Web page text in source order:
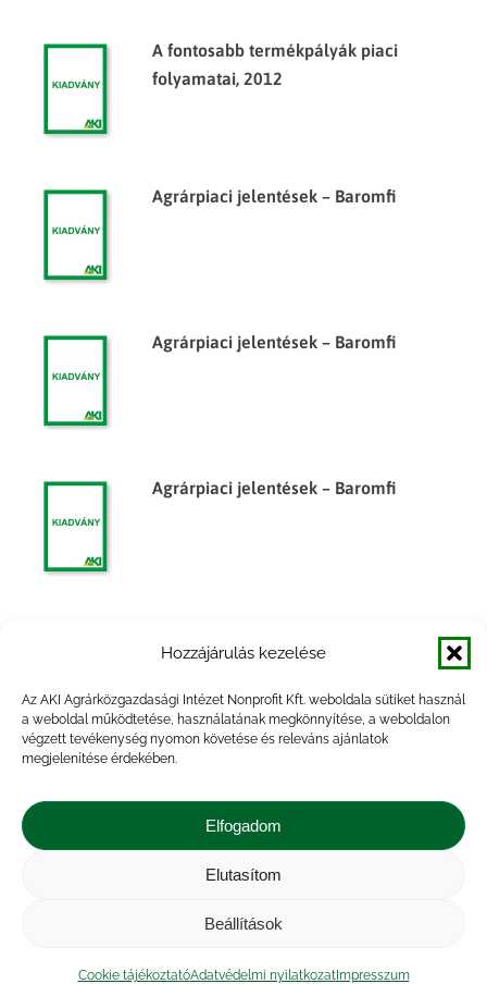
Hozzájárulás kezelése
Az AKI Agrárközgazdasági Intézet Nonprofit Kft. weboldala sütiket használ
a weboldal működtetése, használatának megkönnyítése, a weboldalon
végzett tevékenység nyomon követése és releváns ajánlatok
megjelenítése érdekében.
Elfogadom
Elutasítom
Beállítások
Cookie tájékoztatóAdatvédelmi nyilatkozatImpresszum
A fontosabb termékpályák piaci
folyamatai, 2012
Agrárpiaci jelentések – Baromfi
Agrárpiaci jelentések – Baromfi
Agrárpiaci jelentések – Baromfi
Közérdekű adatok
| Adatvédelmi nyilatkozat |